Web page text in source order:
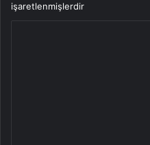
işaretlenmişlerdir